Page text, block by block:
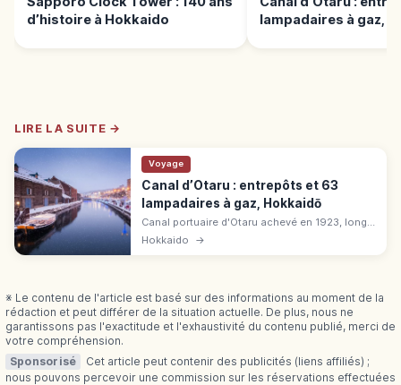
d’histoire à Hokkaido
lampadaires à gaz,
LIRE LA SUITE →
Voyage
Canal d’Otaru : entrepôts et 63
lampadaires à gaz, Hokkaidō
Canal portuaire d'Otaru achevé en 1923, long
de 1 140 m. Entrepôts en pierre, 63
Hokkaido →
※ Le contenu de l'article est basé sur des informations au moment de la
rédaction et peut différer de la situation actuelle. De plus, nous ne
garantissons pas l'exactitude et l'exhaustivité du contenu publié, merci de
votre compréhension.
Sponsorisé
Cet article peut contenir des publicités (liens affiliés) ;
nous pouvons percevoir une commission sur les réservations effectuées